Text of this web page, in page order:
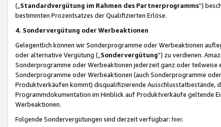
(„ Standardvergütung im Rahmen des Partnerprogramms“)
bestimmten Prozentsatzes der Qualifizierten Erlöse.
4. Sondervergütung oder Werbeaktionen
Gelegentlich können wir Sonderprogramme oder Werbeaktionen
oder alternative Vergütung („ Sondervergütung”) zu verdienen.
Sonderprogramme oder Werbeaktionen jederzeit ganz oder
Sonderprogramme oder Werbeaktionen (auch Sonderprogramme
Produktverkäufen kommt) disqualifizierende Ausschlusstatbestände,
Programmdokumentation im Hinblick auf Produktverkäufe geltende
Werbeaktionen.
Folgende Sondervergütungen sind derzeit verfügbar: hier.